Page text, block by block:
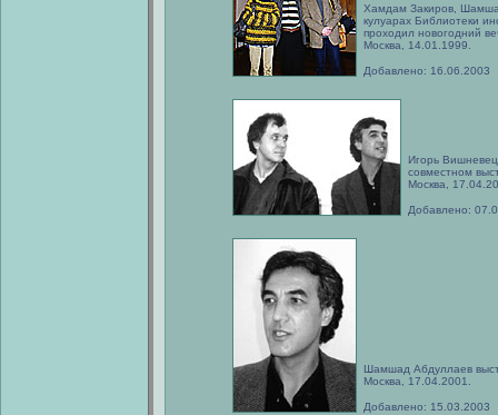
Хамдам Закиров,
кулуарах Библиотеки
проходил новогодний
Москва, 14.01.1999.
Добавлено: 16.06.2003
Игорь
совместном
Москва,
Добавлено:
Шамшад Абдуллаев
Москва, 17.04.2001.
Добавлено: 15.03.2003